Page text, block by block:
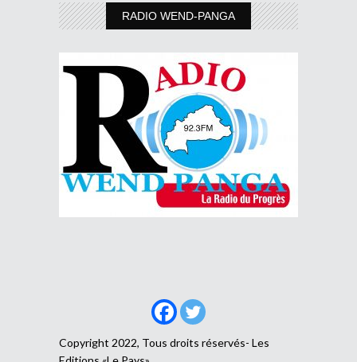
RADIO WEND-PANGA
Copyright 2022, Tous droits réservés- Les